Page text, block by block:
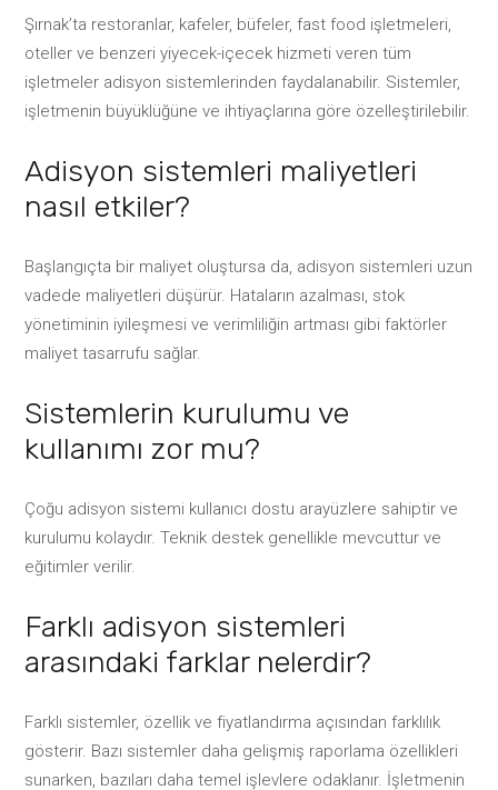
Şırnak’ta restoranlar, kafeler, büfeler, fast food işletmeleri,
oteller ve benzeri yiyecek-içecek hizmeti veren tüm
işletmeler adisyon sistemlerinden faydalanabilir. Sistemler,
işletmenin büyüklüğüne ve ihtiyaçlarına göre özelleştirilebilir.
Adisyon sistemleri maliyetleri
nasıl etkiler?
Başlangıçta bir maliyet oluştursa da, adisyon sistemleri uzun
vadede maliyetleri düşürür. Hataların azalması, stok
yönetiminin iyileşmesi ve verimliliğin artması gibi faktörler
maliyet tasarrufu sağlar.
Sistemlerin kurulumu ve
kullanımı zor mu?
Çoğu adisyon sistemi kullanıcı dostu arayüzlere sahiptir ve
kurulumu kolaydır. Teknik destek genellikle mevcuttur ve
eğitimler verilir.
Farklı adisyon sistemleri
arasındaki farklar nelerdir?
Farklı sistemler, özellik ve fiyatlandırma açısından farklılık
gösterir. Bazı sistemler daha gelişmiş raporlama özellikleri
sunarken, bazıları daha temel işlevlere odaklanır. İşletmenin